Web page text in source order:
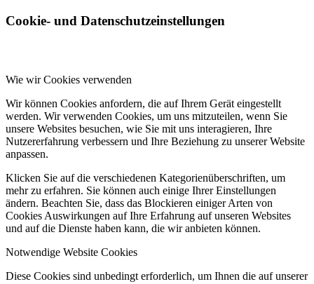
Cookie- und Datenschutzeinstellungen
Wie wir Cookies verwenden
Wir können Cookies anfordern, die auf Ihrem Gerät eingestellt
werden. Wir verwenden Cookies, um uns mitzuteilen, wenn Sie
unsere Websites besuchen, wie Sie mit uns interagieren, Ihre
Nutzererfahrung verbessern und Ihre Beziehung zu unserer Website
anpassen.
Klicken Sie auf die verschiedenen Kategorienüberschriften, um
mehr zu erfahren. Sie können auch einige Ihrer Einstellungen
ändern. Beachten Sie, dass das Blockieren einiger Arten von
Cookies Auswirkungen auf Ihre Erfahrung auf unseren Websites
und auf die Dienste haben kann, die wir anbieten können.
Notwendige Website Cookies
Diese Cookies sind unbedingt erforderlich, um Ihnen die auf unserer